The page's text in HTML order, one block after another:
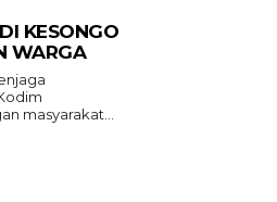
KESONGO
WARGA
masyarakat...